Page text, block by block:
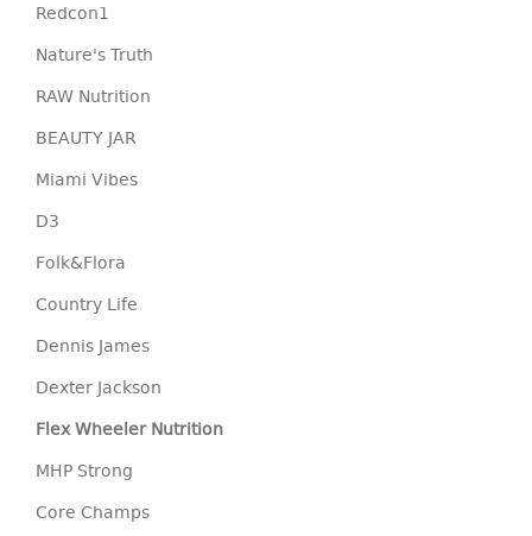
Redcon1
Nature's Truth
RAW Nutrition
BEAUTY JAR
Miami Vibes
D3
Folk&Flora
Country Life
Dennis James
Dexter Jackson
Flex Wheeler Nutrition
MHP Strong
Core Champs